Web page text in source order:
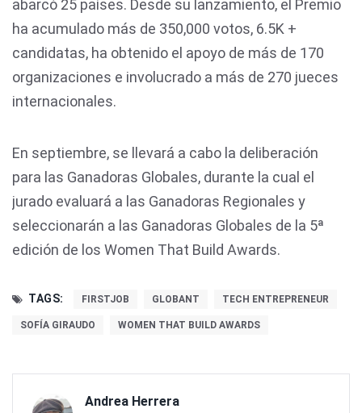
abarcó 25 países. Desde su lanzamiento, el Premio
ha acumulado más de 350,000 votos, 6.5K +
candidatas, ha obtenido el apoyo de más de 170
organizaciones e involucrado a más de 270 jueces
internacionales.
En septiembre, se llevará a cabo la deliberación
para las Ganadoras Globales, durante la cual el
jurado evaluará a las Ganadoras Regionales y
seleccionarán a las Ganadoras Globales de la 5ª
edición de los Women That Build Awards.
TAGS: FIRSTJOB GLOBANT TECH ENTREPRENEUR
SOFÍA GIRAUDO WOMEN THAT BUILD AWARDS
Andrea Herrera